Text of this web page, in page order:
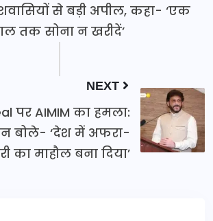
से बड़ी अपील, कहा- ‘एक
तक सोना न खरीदें’
NEXT
पर AIMIM का हमला:
बोले- ‘देश में अफरा-
का माहौल बना दिया’